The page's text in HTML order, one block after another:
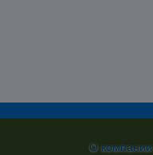
О компании